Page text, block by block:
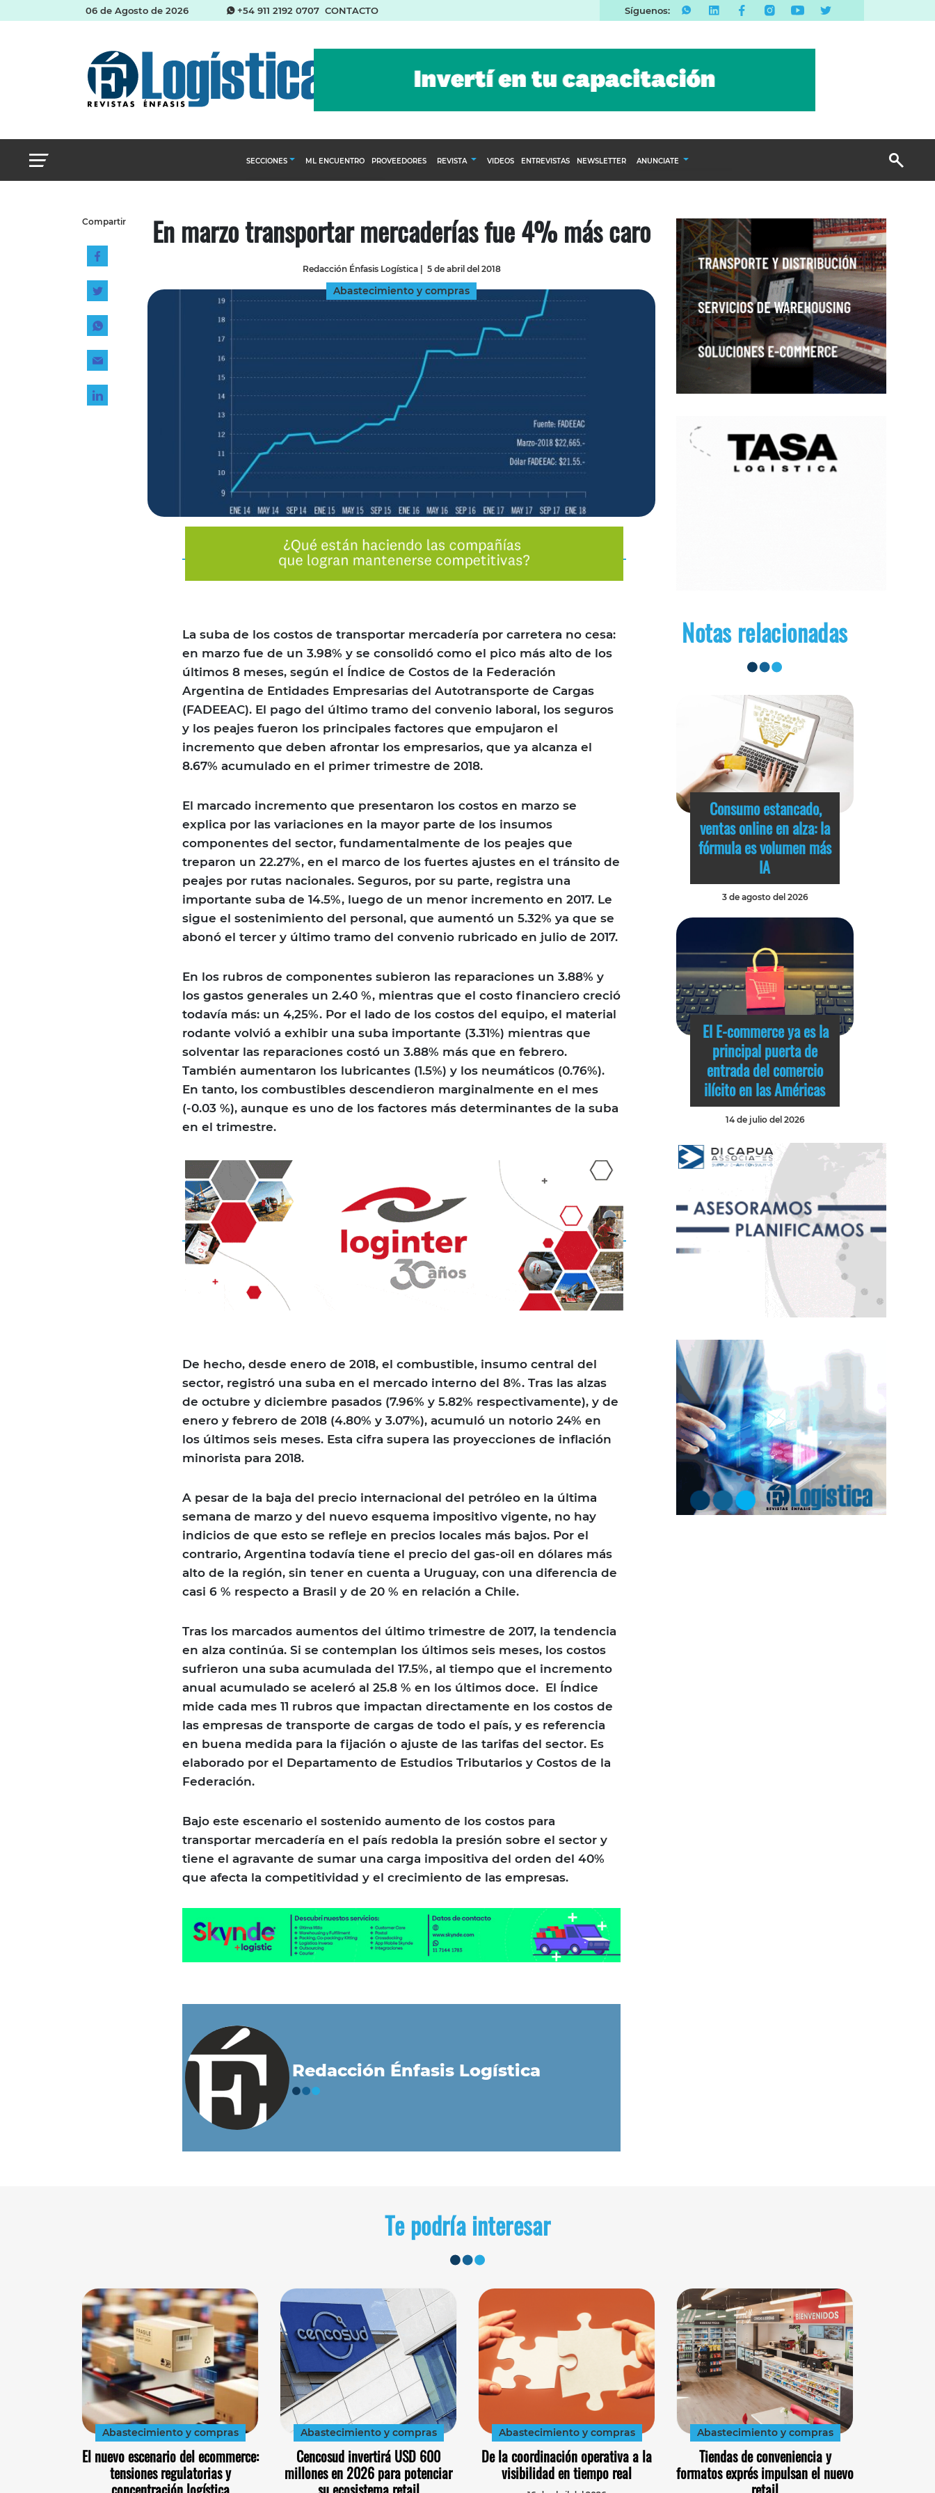
06 de Agosto de 2026 +54 911 2192 0707 CONTACTO Síguenos:
SECCIONES
Almacenes e inventarios
Logística y distribución
Management
Tecnología
ML ENCUENTRO PROVEEDORES REVISTA
INGRESAR
SUSCRÍBASE
VIDEOS ENTREVISTAS NEWSLETTER ANUNCIATE
Email Marketing
Branded Content
Publicidad Revista
Compartir En marzo transportar mercaderías fue 4% más caro
Redacción Énfasis Logística| 5 de abril del 2018
Abastecimiento y compras
La suba de los costos de transportar mercadería por carretera no cesa:
en marzo fue de un 3.98% y se consolidó como el pico más alto de los
últimos 8 meses, según el Índice de Costos de la Federación
Argentina de Entidades Empresarias del Autotransporte de Cargas
(FADEEAC). El pago del último tramo del convenio laboral, los seguros
y los peajes fueron los principales factores que empujaron el
incremento que deben afrontar los empresarios, que ya alcanza el
8.67% acumulado en el primer trimestre de 2018.
El marcado incremento que presentaron los costos en marzo se
explica por las variaciones en la mayor parte de los insumos
componentes del sector, fundamentalmente de los peajes que
treparon un 22.27%, en el marco de los fuertes ajustes en el tránsito de
peajes por rutas nacionales. Seguros, por su parte, registra una
importante suba de 14.5%, luego de un menor incremento en 2017. Le
sigue el sostenimiento del personal, que aumentó un 5.32% ya que se
abonó el tercer y último tramo del convenio rubricado en julio de 2017.
En los rubros de componentes subieron las reparaciones un 3.88% y
los gastos generales un 2.40 %, mientras que el costo financiero creció
todavía más: un 4,25%. Por el lado de los costos del equipo, el material
rodante volvió a exhibir una suba importante (3.31%) mientras que
solventar las reparaciones costó un 3.88% más que en febrero.
También aumentaron los lubricantes (1.5%) y los neumáticos (0.76%).
En tanto, los combustibles descendieron marginalmente en el mes
(-0.03 %), aunque es uno de los factores más determinantes de la suba
en el trimestre.
De hecho, desde enero de 2018, el combustible, insumo central del
sector, registró una suba en el mercado interno del 8%. Tras las alzas
de octubre y diciembre pasados (7.96% y 5.82% respectivamente), y de
enero y febrero de 2018 (4.80% y 3.07%), acumuló un notorio 24% en
los últimos seis meses. Esta cifra supera las proyecciones de inflación
minorista para 2018.
A pesar de la baja del precio internacional del petróleo en la última
semana de marzo y del nuevo esquema impositivo vigente, no hay
indicios de que esto se refleje en precios locales más bajos. Por el
contrario, Argentina todavía tiene el precio del gas-oil en dólares más
alto de la región, sin tener en cuenta a Uruguay, con una diferencia de
casi 6 % respecto a Brasil y de 20 % en relación a Chile.
Tras los marcados aumentos del último trimestre de 2017, la tendencia
en alza continúa. Si se contemplan los últimos seis meses, los costos
sufrieron una suba acumulada del 17.5%, al tiempo que el incremento
anual acumulado se aceleró al 25.8 % en los últimos doce. El Índice
mide cada mes 11 rubros que impactan directamente en los costos de
las empresas de transporte de cargas de todo el país, y es referencia
en buena medida para la fijación o ajuste de las tarifas del sector. Es
elaborado por el Departamento de Estudios Tributarios y Costos de la
Federación.
Bajo este escenario el sostenido aumento de los costos para
transportar mercadería en el país redobla la presión sobre el sector y
tiene el agravante de sumar una carga impositiva del orden del 40%
que afecta la competitividad y el crecimiento de las empresas.
Redacción Énfasis Logística
Notas relacionadas
Consumo estancado,
ventas online en alza: la
fórmula es volumen más
IA
3 de agosto del 2026
El E-commerce ya es la
principal puerta de
entrada del comercio
ilícito en las Américas
14 de julio del 2026
Te podría interesar
Abastecimiento y compras
El nuevo escenario del ecommerce:
tensiones regulatorias y
Abastecimiento y compras
Cencosud invertirá USD 600
millones en 2026 para potenciar
Abastecimiento y compras
De la coordinación operativa a la
visibilidad en tiempo real
Abastecimiento y compras
Tiendas de conveniencia y
formatos exprés impulsan el nuevo